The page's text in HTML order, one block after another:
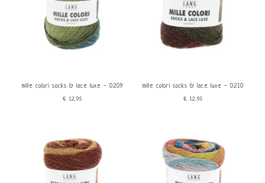
mille colori socks & lace luxe - 0209
€12,95
mille colori socks & lace luxe - 0210
€12,95